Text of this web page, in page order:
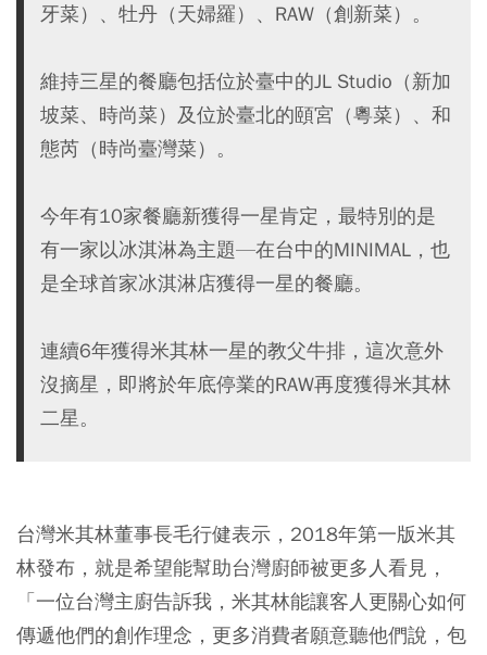
牙菜）、牡丹（天婦羅）、RAW（創新菜）。
維持三星的餐廳包括位於臺中的JL Studio（新加
坡菜、時尚菜）及位於臺北的頤宮（粵菜）、和
態芮（時尚臺灣菜）。
今年有10家餐廳新獲得一星肯定，最特別的是
有一家以冰淇淋為主題—在台中的MINIMAL，也
是全球首家冰淇淋店獲得一星的餐廳。
連續6年獲得米其林一星的教父牛排，這次意外
沒摘星，即將於年底停業的RAW再度獲得米其林
二星。
台灣米其林董事長毛行健表示，2018年第一版米其
林發布，就是希望能幫助台灣廚師被更多人看見，
「一位台灣主廚告訴我，米其林能讓客人更關心如何
傳遞他們的創作理念，更多消費者願意聽他們說，包